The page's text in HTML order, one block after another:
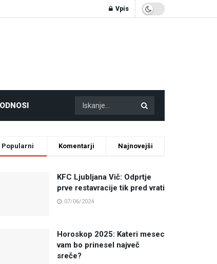
Vpis
Popularni Komentarji Najnovejši
KFC Ljubljana Vič: Odprtje
prve restavracije tik pred vrati
07/06/2024
Horoskop 2025: Kateri mesec
vam bo prinesel največ
sreče?